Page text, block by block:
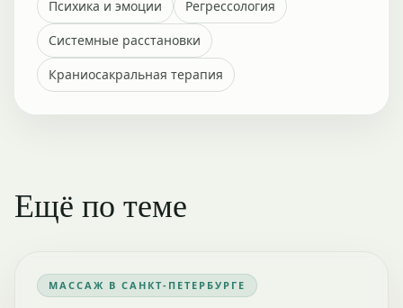
Психика и эмоции
Регрессология
Системные расстановки
Краниосакральная терапия
Ещё по теме
МАССАЖ В САНКТ-ПЕТЕРБУРГЕ